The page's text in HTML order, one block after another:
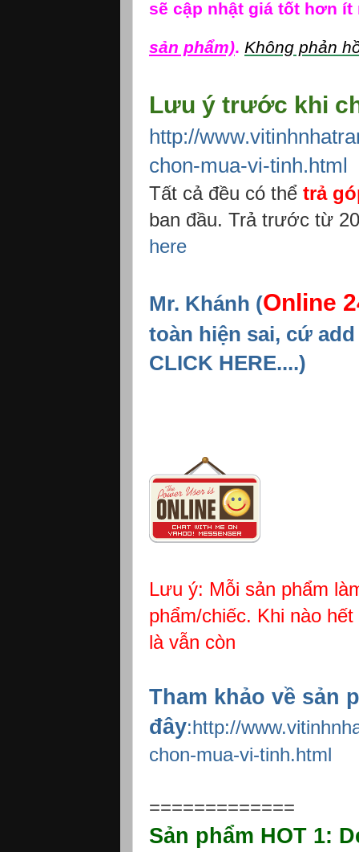
sẽ cập nhật giá tốt hơn
sản phẩm). Không phản
Lưu ý trước khi
http://
chon-mua-vi-tinh.html
Tất cả đều có thể trả
ban đầu. Trả trước từ
here
Mr. Khánh (Online
toàn hiện sai, cứ
CLICK HERE....)
Lưu ý: Mỗi sản phẩm
phẩm/chiếc. Khi nào
là vẫn còn
Tham khảo về sản
đây:http://
chon-mua-vi-tinh.html
=============
Sản phẩm HOT 1: